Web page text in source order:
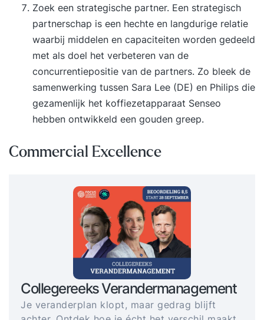
Zoek een strategische partner. Een strategisch
partnerschap is een hechte en langdurige relatie
waarbij middelen en capaciteiten worden gedeeld
met als doel het verbeteren van de
concurrentiepositie van de partners. Zo bleek de
samenwerking tussen Sara Lee (DE) en Philips die
gezamenlijk het koffiezetapparaat Senseo
hebben ontwikkeld een gouden greep.
Commercial Excellence
Collegereeks Verandermanagement
Je veranderplan klopt, maar gedrag blijft